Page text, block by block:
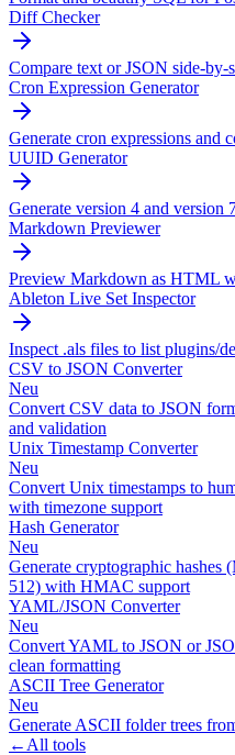
Diff Checker
Compare text or JSON side-by-
Cron Expression Generator
Generate cron expressions and
UUID Generator
Generate version 4 and
Markdown Previewer
Preview Markdown as HTML
Ableton Live Set Inspector
Inspect .als files to list plugins/
CSV to JSON Converter
Neu
Convert CSV data to JSON
and validation
Unix Timestamp Converter
Neu
Convert Unix timestamps to
with timezone support
Hash Generator
Neu
Generate cryptographic
512) with HMAC support
YAML/JSON Converter
Neu
Convert YAML to JSON or
clean formatting
ASCII Tree Generator
Neu
Generate ASCII folder trees
← All tools